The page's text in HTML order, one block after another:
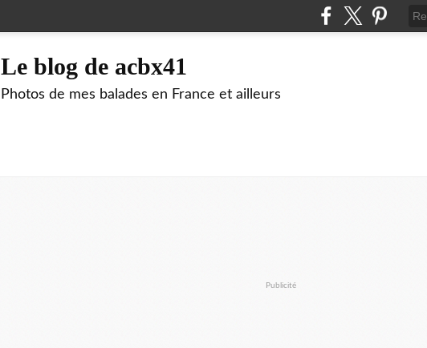
Le blog de acbx41
Photos de mes balades en France et ailleurs
Publicité